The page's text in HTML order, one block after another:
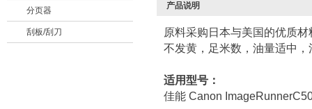
分页器
刮板/刮刀
产品说明
原料采购日本与美国的优质
不发黄，足米数，油量适中，
适用型号 ：
佳能 Canon